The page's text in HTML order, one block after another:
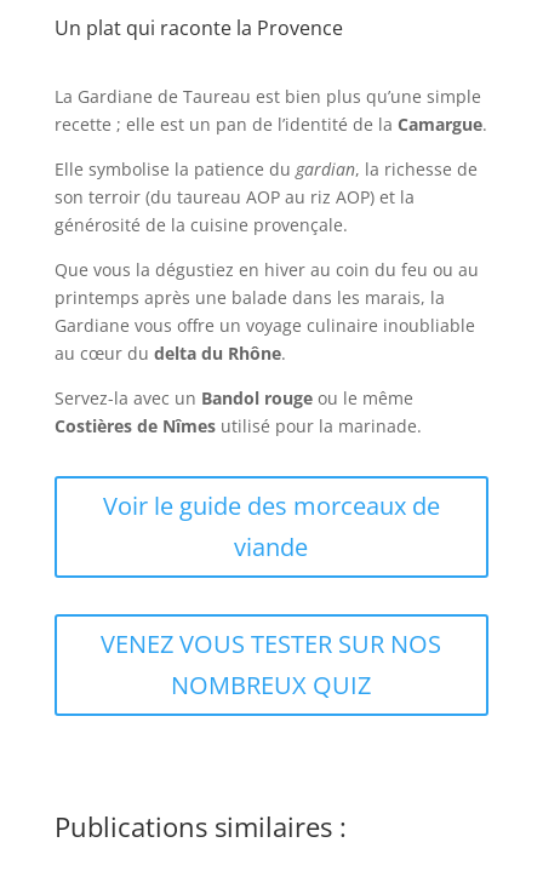
Un plat qui raconte la Provence
La Gardiane de Taureau est bien plus qu’une simple
recette ; elle est un pan de l’identité de la Camargue.
Elle symbolise la patience du gardian, la richesse de
son terroir (du taureau AOP au riz AOP) et la
générosité de la cuisine provençale.
Que vous la dégustiez en hiver au coin du feu ou au
printemps après une balade dans les marais, la
Gardiane vous offre un voyage culinaire inoubliable
au cœur du delta du Rhône.
Servez-la avec un Bandol rougeou le même
Costières de Nîmesutilisé pour la marinade.
Voir le guide des morceaux de
viande
VENEZ VOUS TESTER SUR NOS
NOMBREUX QUIZ
Publications similaires :